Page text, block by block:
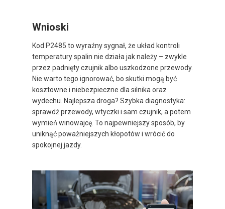
Wnioski
Kod P2485 to wyraźny sygnał, że układ kontroli
temperatury spalin nie działa jak należy – zwykle
przez padnięty czujnik albo uszkodzone przewody.
Nie warto tego ignorować, bo skutki mogą być
kosztowne i niebezpieczne dla silnika oraz
wydechu. Najlepsza droga? Szybka diagnostyka:
sprawdź przewody, wtyczki i sam czujnik, a potem
wymień winowajcę. To najpewniejszy sposób, by
uniknąć poważniejszych kłopotów i wrócić do
spokojnej jazdy.